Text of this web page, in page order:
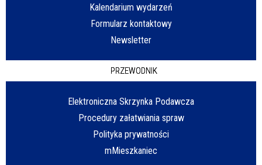
Kalendarium wydarzeń
Formularz kontaktowy
Newsletter
PRZEWODNIK
Elektroniczna Skrzynka Podawcza
Procedury załatwiania spraw
Polityka prywatności
mMieszkaniec